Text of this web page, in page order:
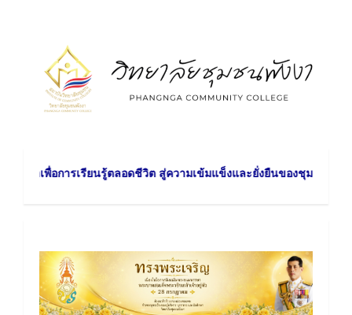
ษาเพื่อการเรียนรู้ตลอดชีวิต สู่ความเข้มแข็งและยั่งยืนของชุมชน วิสั